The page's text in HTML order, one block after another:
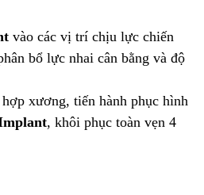
vào các vị trí chịu lực chiến
bổ lực nhai cân bằng và độ
xương, tiến hành phục hình
, khôi phục toàn vẹn 4